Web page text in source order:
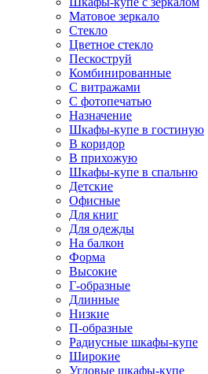
Матовое зеркало
Стекло
Цветное стекло
Пескоструй
Комбинированные
С витражами
С фотопечатью
Назначение
Шкафы-купе в гостиную
В коридор
В прихожую
Шкафы-купе в спальню
Детские
Офисные
Для книг
Для одежды
На балкон
Форма
Высокие
Г-образные
Длинные
Низкие
П-образные
Радиусные шкафы-купе
Широкие
Угловые шкафы-купе